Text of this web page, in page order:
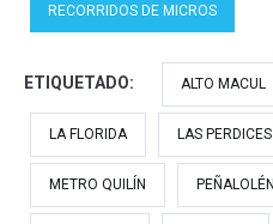
RECORRIDOS DE MICROS
ETIQUETADO: ALTO MACUL
LA FLORIDA LAS PERDICES
METRO QUILÍN PEÑALOLÉN